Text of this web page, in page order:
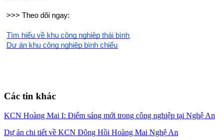
>>> Theo dõi ngay:
Tìm hiểu về khu công nghiệp thái bình
Dự án khu công nghiệp bình chiểu
Các tin khác
KCN Hoàng Mai I: Điểm sáng mới trong công nghiệp tại Nghệ An
Dự án chi tiết về KCN Đông Hồi Hoàng Mai Nghệ An